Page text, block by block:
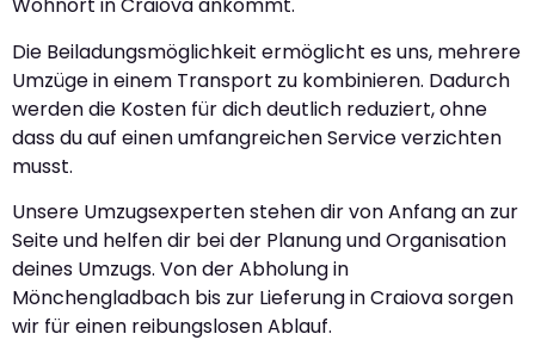
Wohnort in Craiova ankommt.
Die Beiladungsmöglichkeit ermöglicht es uns, mehrere
Umzüge in einem Transport zu kombinieren. Dadurch
werden die Kosten für dich deutlich reduziert, ohne
dass du auf einen umfangreichen Service verzichten
musst.
Unsere Umzugsexperten stehen dir von Anfang an zur
Seite und helfen dir bei der Planung und Organisation
deines Umzugs. Von der Abholung in
Mönchengladbach bis zur Lieferung in Craiova sorgen
wir für einen reibungslosen Ablauf.